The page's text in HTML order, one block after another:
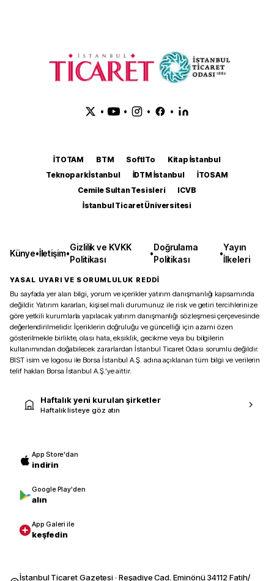
• • • •
İTOTAM BTM SoftITo
Kitap İstanbul
Teknopark İstanbul
İDTM İstanbul
İTOSAM
Cemile Sultan Tesisleri
ICVB
İstanbul Ticaret Üniversitesi
Künye•İletişim•
Gizlilik ve KVKK
Politikası
•
Doğrulama
Politikası
•
Yayın
İlkeleri
YASAL UYARI VE SORUMLULUK REDDİ
Bu sayfada yer alan bilgi, yorum ve içerikler yatırım danışmanlığı kapsamında
değildir. Yatırım kararları, kişisel mali durumunuz ile risk ve getiri tercihlerinize
göre yetkili kurumlarla yapılacak yatırım danışmanlığı sözleşmesi çerçevesinde
değerlendirilmelidir. İçeriklerin doğruluğu ve güncelliği için azami özen
gösterilmekle birlikte, olası hata, eksiklik, gecikme veya bu bilgilerin
kullanımından doğabilecek zararlardan İstanbul Ticaret Odası sorumlu değildir.
BIST isim ve logosu ile Borsa İstanbul A.Ş. adına açıklanan tüm bilgi ve verilerin
telif hakları Borsa İstanbul A.Ş.’ye aittir.
Haftalık yeni kurulan şirketler
Haftalık listeye göz atın
App Store'dan
indirin
Google Play'den
alın
App Galeri ile
keşfedin
İstanbul Ticaret Gazetesi · Reşadiye Cad. Eminönü 34112 Fatih/